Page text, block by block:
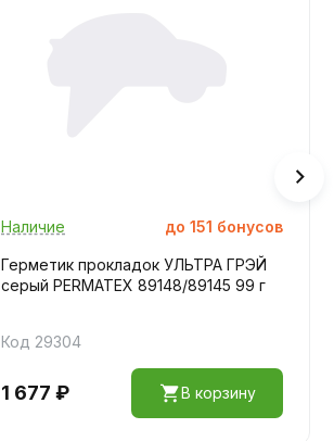
Наличие до 151 бонусов
Герметик прокладок УЛЬТРА ГРЭЙ
серый PERMATEX 89148/89145 99 г
Код 29304
1 677 ₽ В корзину